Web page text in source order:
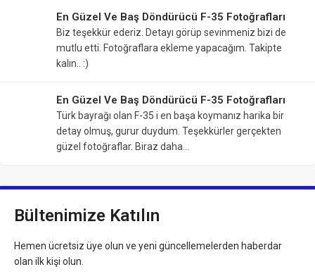
En Güzel Ve Baş Döndürücü F-35 Fotoğrafları
Biz teşekkür ederiz. Detayı görüp sevinmeniz bizi de
mutlu etti. Fotoğraflara ekleme yapacağım. Takipte
kalın.. :)
En Güzel Ve Baş Döndürücü F-35 Fotoğrafları
Türk bayrağı olan F-35 i en başa koymanız harika bir
detay olmuş, gurur duydum. Teşekkürler gerçekten
güzel fotoğraflar. Biraz daha…
Bültenimize Katılın
Hemen ücretsiz üye olun ve yeni güncellemelerden haberdar
olan ilk kişi olun.